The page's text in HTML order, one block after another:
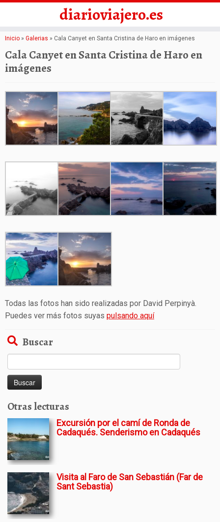
Saltar
contenido
diarioviajero.es
Inicio » Galerias » Cala Canyet en Santa Cristina de Haro en imágenes
Cala Canyet en Santa Cristina de Haro en
imágenes
Todas las fotos han sido realizadas por David Perpinyà.
Puedes ver más fotos suyas pulsando aquí
Buscar
Otras lecturas
Excursión por el camí de Ronda de
Cadaqués. Senderismo en Cadaqués
Visita al Faro de San Sebastián (Far de
Sant Sebastia)